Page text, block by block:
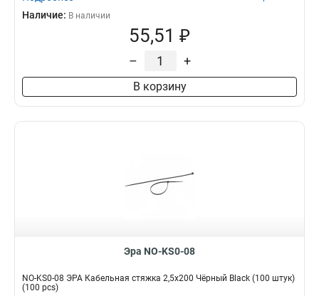
Наличие: В наличии
55,51 ₽
– +
В корзину
Эра NO-KS0-08
NO-KS0-08 ЭРА Кабельная стяжка 2,5х200 Чёрный Black (100 штук)
(100 pcs)